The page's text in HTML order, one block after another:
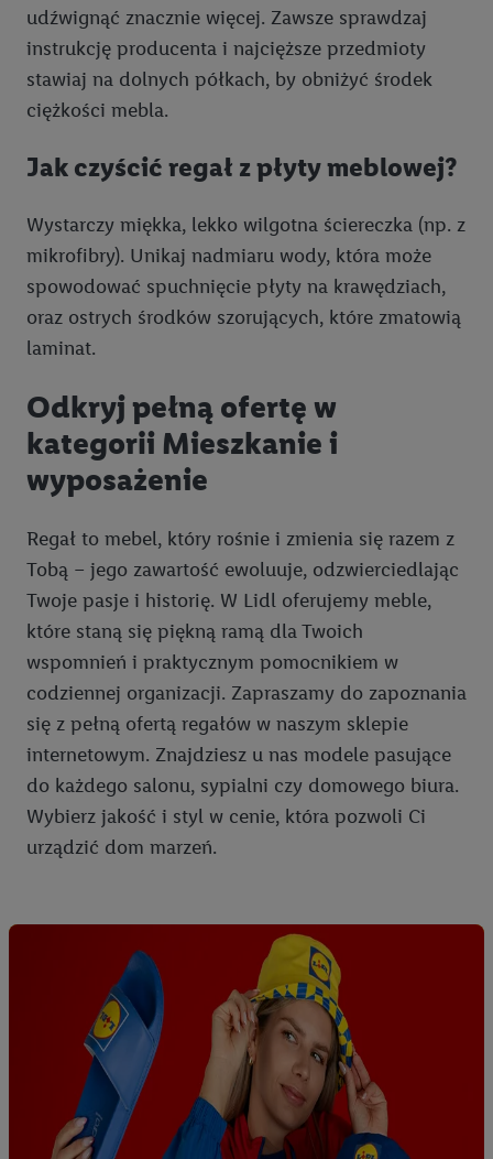
udźwignąć znacznie więcej. Zawsze sprawdzaj
instrukcję producenta i najcięższe przedmioty
stawiaj na dolnych półkach, by obniżyć środek
ciężkości mebla.
Jak czyścić regał z płyty meblowej?
Wystarczy miękka, lekko wilgotna ściereczka (np. z
mikrofibry). Unikaj nadmiaru wody, która może
spowodować spuchnięcie płyty na krawędziach,
oraz ostrych środków szorujących, które zmatowią
laminat.
Odkryj pełną ofertę w
kategorii Mieszkanie i
wyposażenie
Regał to mebel, który rośnie i zmienia się razem z
Tobą – jego zawartość ewoluuje, odzwierciedlając
Twoje pasje i historię. W Lidl oferujemy meble,
które staną się piękną ramą dla Twoich
wspomnień i praktycznym pomocnikiem w
codziennej organizacji. Zapraszamy do zapoznania
się z pełną ofertą regałów w naszym sklepie
internetowym. Znajdziesz u nas modele pasujące
do każdego salonu, sypialni czy domowego biura.
Wybierz jakość i styl w cenie, która pozwoli Ci
urządzić dom marzeń.